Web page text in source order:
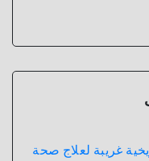
غريبة لعلاج صحة